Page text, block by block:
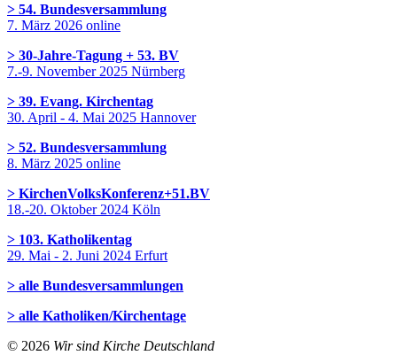
> 54. Bundesversammlung
7. März 2026 online
> 30-Jahre-Tagung + 53. BV
7.-9. November 2025 Nürnberg
> 39. Evang. Kirchentag
30. April - 4. Mai 2025 Hannover
> 52. Bundesversammlung
8. März 2025 online
> KirchenVolksKonferenz+51.BV
18.-20. Oktober 2024 Köln
> 103. Katholikentag
29. Mai - 2. Juni 2024 Erfurt
> alle Bundesversammlungen
> alle Katholiken/Kirchentage
© 2026 Wir sind Kirche Deutschland